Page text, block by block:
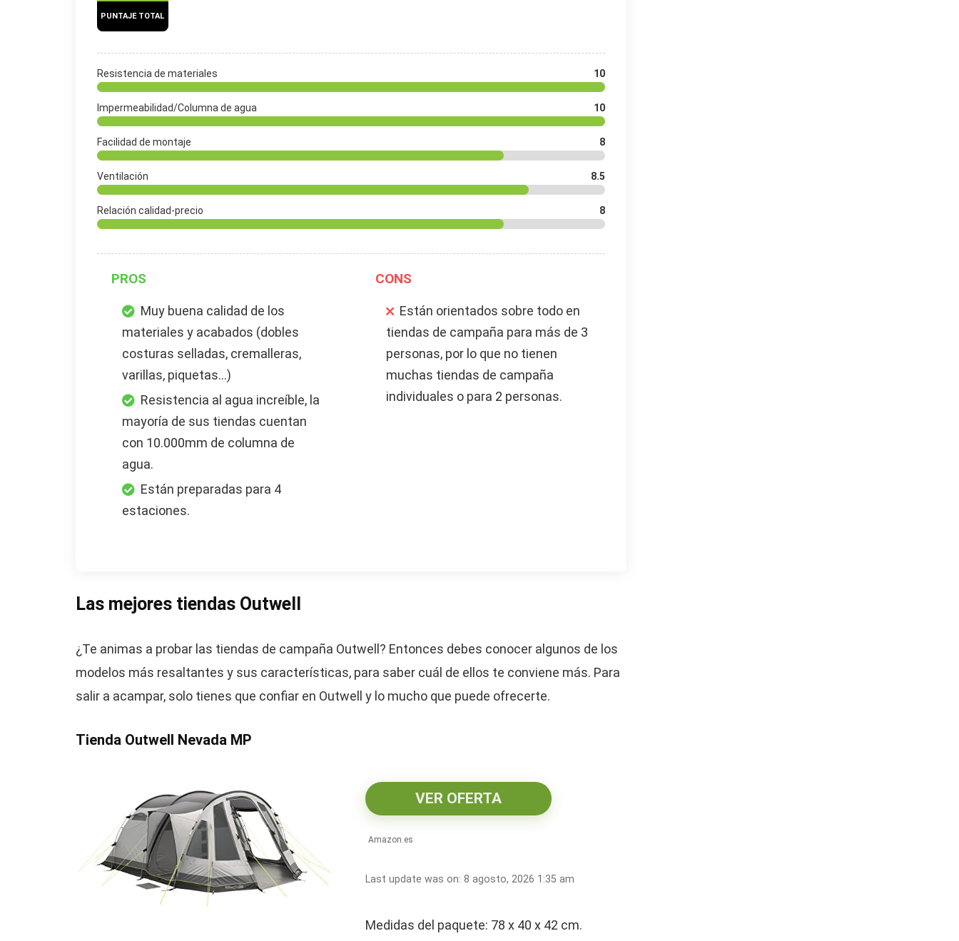
PUNTAJE TOTAL
Resistencia de materiales 10
Impermeabilidad/Columna de agua 10
Facilidad de montaje 8
Ventilación 8.5
Relación calidad-precio 8
PROS
Muy buena calidad de los
materiales y acabados (dobles
costuras selladas, cremalleras,
varillas, piquetas...)
Resistencia al agua increíble, la
mayoría de sus tiendas cuentan
con 10.000mm de columna de
agua.
Están preparadas para 4
estaciones.
CONS
Están orientados sobre todo en
tiendas de campaña para más de 3
personas, por lo que no tienen
muchas tiendas de campaña
individuales o para 2 personas.
Las mejores tiendas Outwell
¿Te animas a probar las tiendas de campaña Outwell? Entonces debes conocer algunos de los
modelos más resaltantes y sus características, para saber cuál de ellos te conviene más. Para
salir a acampar, solo tienes que confiar en Outwell y lo mucho que puede ofrecerte.
Tienda Outwell Nevada MP
VER OFERTA
Amazon.es
Last update was on: 8 agosto, 2026 1:35 am
Medidas del paquete: 78 x 40 x 42 cm.